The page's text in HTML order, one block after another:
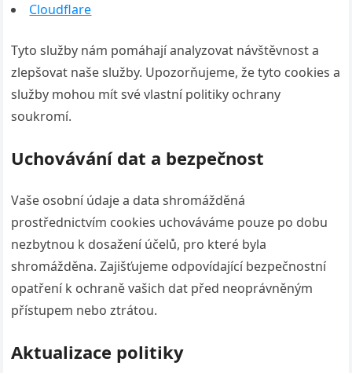
Cloudflare
Tyto služby nám pomáhají analyzovat návštěvnost a
zlepšovat naše služby. Upozorňujeme, že tyto cookies a
služby mohou mít své vlastní politiky ochrany
soukromí.
Uchovávání dat a bezpečnost
Vaše osobní údaje a data shromážděná
prostřednictvím cookies uchováváme pouze po dobu
nezbytnou k dosažení účelů, pro které byla
shromážděna. Zajišťujeme odpovídající bezpečnostní
opatření k ochraně vašich dat před neoprávněným
přístupem nebo ztrátou.
Aktualizace politiky